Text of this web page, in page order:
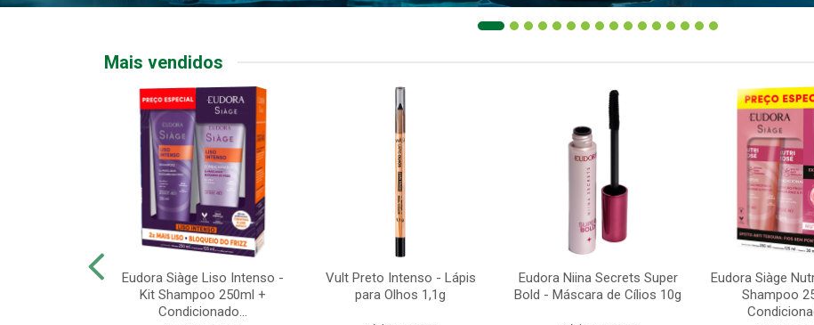
Mais vendidos
Eudora Siàge Liso Intenso -
Kit Shampoo 250ml +
Condicionado...
Vult Preto Intenso - Lápis
para Olhos 1,1g
Eudora Niina Secrets Super
Bold - Máscara de Cílios 10g
Eudora Siàge
Shampoo